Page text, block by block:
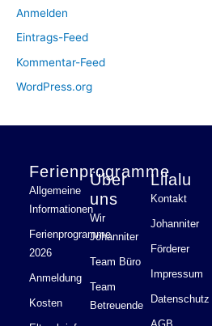
Anmelden
Eintrags-Feed
Kommentar-Feed
WordPress.org
Ferienprogramme
Allgemeine
Informationen
Ferienprogramme
2026
Anmeldung
Kosten
Über
uns
Wir
Johanniter
Team Büro
Team
Betreuende
Lilalu
Kontakt
Johanniter
Förderer
Impressum
Datenschutz